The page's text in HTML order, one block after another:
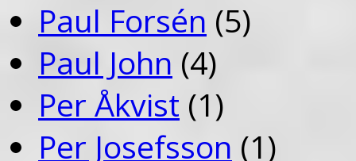
Paul Forsén (5)
Paul John (4)
Per Åkvist (1)
Per Josefsson (1)